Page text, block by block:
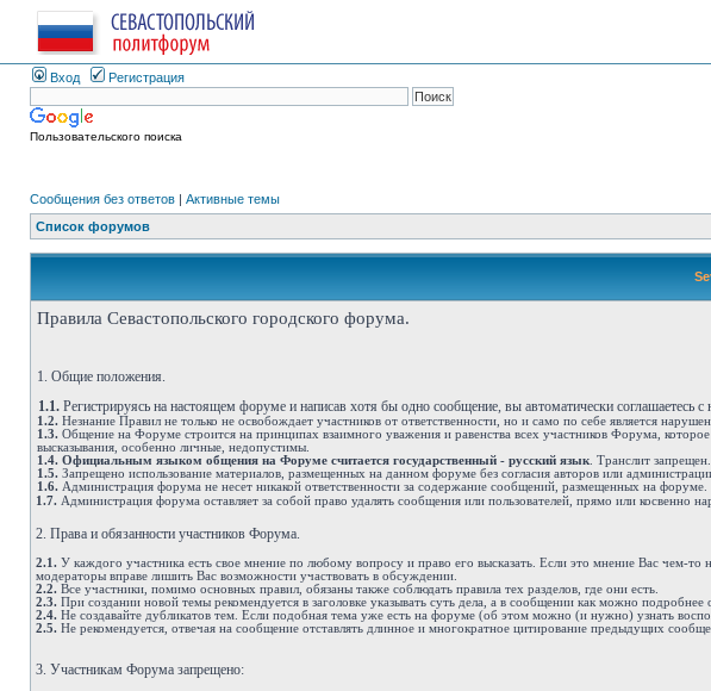
Вход Регистрация
Пользовательского поиска
Сообщения без ответов | Активные темы
Список форумов
Правила Севастопольского городского форума.
1. Общие положения.
1.1. Регистрируясь на настоящем форуме и написав хотя бы одно сообщение, вы автоматически
1.2. Незнание Правил не только не освобождает участников от ответственности, но и само по себе является
1.3. Общение на Форуме строится на принципах взаимного уважения и равенства всех участников Форума,
высказывания, особенно личные, недопустимы.
1.4. Официальным языком общения на Форуме считается государственный - русский язык . Транслит
1.5. Запрещено использование материалов, размещенных на данном форуме без согласия авторов или
1.6. Администрация форума не несет никакой ответственности за содержание сообщений, размещенных на форуме.
1.7. Администрация форума оставляет за собой право удалять сообщения или пользователей, прямо или
2. Права и обязанности участников Форума.
2.1. У каждого участника есть свое мнение по любому вопросу и право его высказать. Если это мнение Вас чем-
модераторы вправе лишить Вас возможности участвовать в обсуждении.
2.2. Все участники, помимо основных правил, обязаны также соблюдать правила тех разделов, где они есть.
2.3. При создании новой темы рекомендуется в заголовке указывать суть дела, а в сообщении как можно
2.4. Не создавайте дубликатов тем. Если подобная тема уже есть на форуме (об этом можно (и нужно) узнать
2.5. Не рекомендуется, отвечая на сообщение отставлять длинное и многократное цитирование предыдущих
3. Участникам Форума запрещено: